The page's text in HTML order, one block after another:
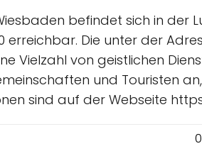
befindet sich in der
erreichbar. Die unter der
Vielzahl von geistlichen
und Touristen
sind auf der Webseite